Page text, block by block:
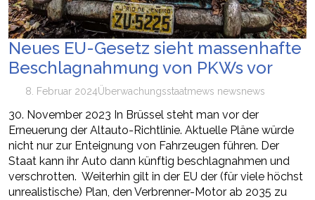
Neues EU-Gesetz sieht massenhafte
Beschlagnahmung von PKWs vor
8. Februar 2024Überwachungsstaatmews newsnews
30. November 2023 In Brüssel steht man vor der
Erneuerung der Altauto-Richtlinie. Aktuelle Pläne würde
nicht nur zur Enteignung von Fahrzeugen führen. Der
Staat kann ihr Auto dann künftig beschlagnahmen und
verschrotten. Weiterhin gilt in der EU der (für viele höchst
unrealistische) Plan, den Verbrenner-Motor ab 2035 zu